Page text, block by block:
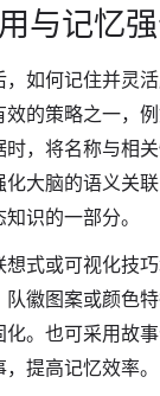
与记忆
如何记住并灵
的策略之一，
，将名称与相
大脑的语义关
识的一部分。
式或可视化技
徽图案或颜色
。也可采用故
提高记忆效率。